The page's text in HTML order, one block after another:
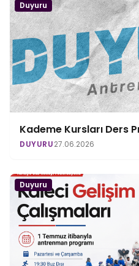
Duyuru
Kademe Kursları Ders
DUYURU27.06.2026
Duyuru